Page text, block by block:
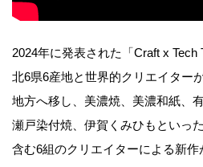
2024年に発表された「Craft x Tech
北6県6産地と世界的クリエイター
地方へ移し、美濃焼、美濃和紙、
瀬戸染付焼、伊賀くみひもといっ
含む6組のクリエイターによる新作